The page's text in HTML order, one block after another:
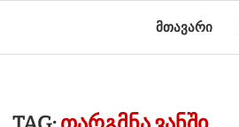
მთავარი